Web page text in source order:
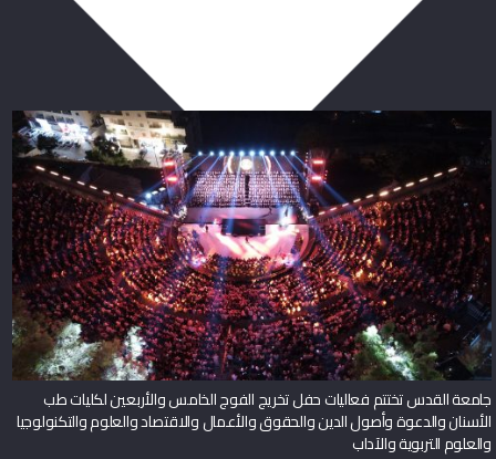
جامعة القدس تختتم فعاليات حفل تخريج الفوج الخامس والأربعين لكليات طب
الأسنان والدعوة وأصول الدين والحقوق والأعمال والاقتصاد والعلوم والتكنولوجيا
والعلوم التربوية والآداب